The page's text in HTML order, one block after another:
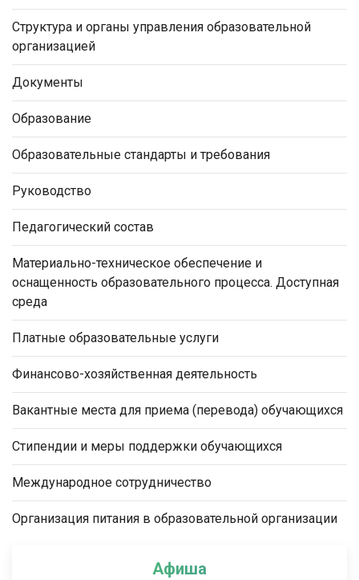
Афиша
Структура и органы управления образовательной
организацией
Документы
Образование
Образовательные стандарты и требования
Руководство
Педагогический состав
Материально-техническое обеспечение и
оснащенность образовательного процесса. Доступная
среда
Платные образовательные услуги
Финансово-хозяйственная деятельность
Вакантные места для приема (перевода) обучающихся
Стипендии и меры поддержки обучающихся
Международное сотрудничество
Организация питания в образовательной организации